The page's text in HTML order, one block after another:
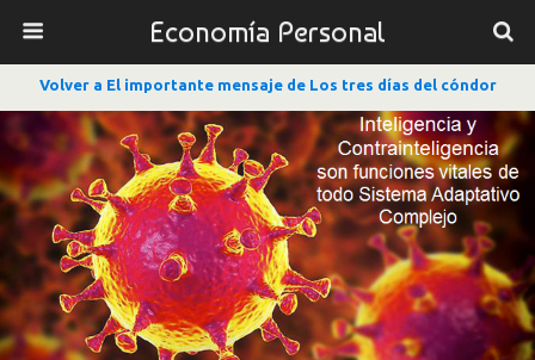
Economía Personal
Volver a El importante mensaje de Los tres días del cóndor